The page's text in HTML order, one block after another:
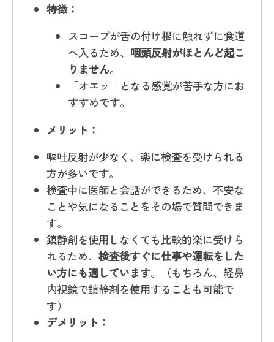
特徴：
スコープが舌の付け根に触れずに食道
へ入るため、 咽頭反射がほとんど起こ
りません。
「オエッ」となる感覚が苦手な方にお
すすめです。
メリット：
嘔吐反射が少なく、楽に検査を受けられる
方が多いです。
検査中に医師と会話ができるため、不安な
ことや気になることをその場で質問できま
す。
鎮静剤を使用しなくても比較的楽に受けら
れるため、 検査後すぐに仕事や運転をした
い方にも適しています。（もちろん、経鼻
内視鏡で鎮静剤を使用することも可能で
す）
デメリット：